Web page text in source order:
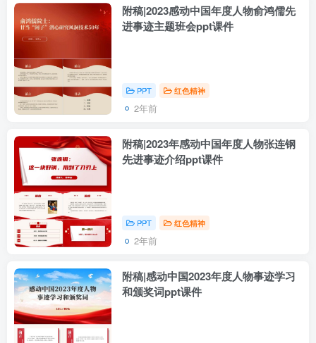
附稿|2023感动中国年度人物俞鸿儒先
进事迹主题班会ppt课件
PPT 红色精神
2年前
附稿|2023年感动中国年度人物张连钢
先进事迹介绍ppt课件
PPT 红色精神
2年前
附稿|感动中国2023年度人物事迹学习
和颁奖词ppt课件